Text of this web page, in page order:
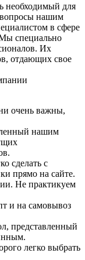
необходимый для
вопросы нашим
в сфере
специально
Их
отдающих свое
очень важны,
нашим
сделать с
прямо на сайте.
Не практикуем
и на самовывоз
представленный
легко выбрать